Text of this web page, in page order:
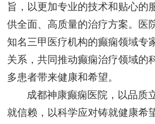
旨，以更加专业的技术和贴心的
供全面、高质量的治疗方案。医
知名三甲医疗机构的癫痫领域专
关系，共同推动癫痫治疗领域的
多患者带来健康和希望。
成都神康癫痫医院，以品质
就信赖，以科学应对铸就健康希